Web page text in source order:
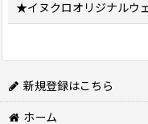
★イヌクロオリジナルウ
新規登録はこちら
ホーム